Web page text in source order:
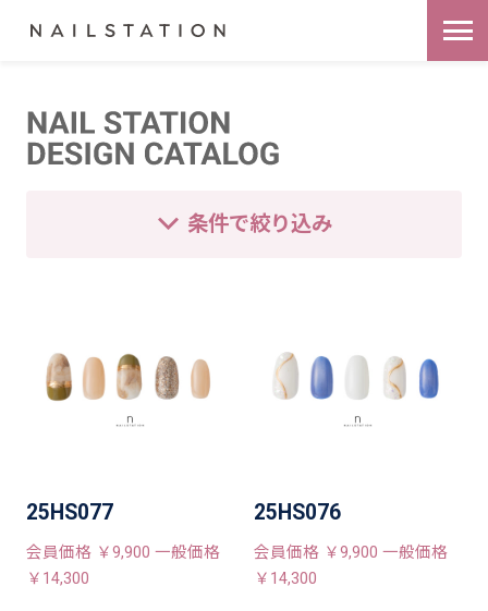
条件で絞り込み
25HS077
会員価格 ￥9,900 一般価格
￥14,300
25HS076
会員価格 ￥9,900 一般価格
￥14,300